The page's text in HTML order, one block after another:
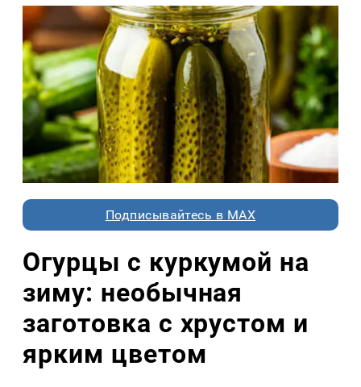
Подписывайтесь в MAX
Огурцы с куркумой на
зиму: необычная
заготовка с хрустом и
ярким цветом